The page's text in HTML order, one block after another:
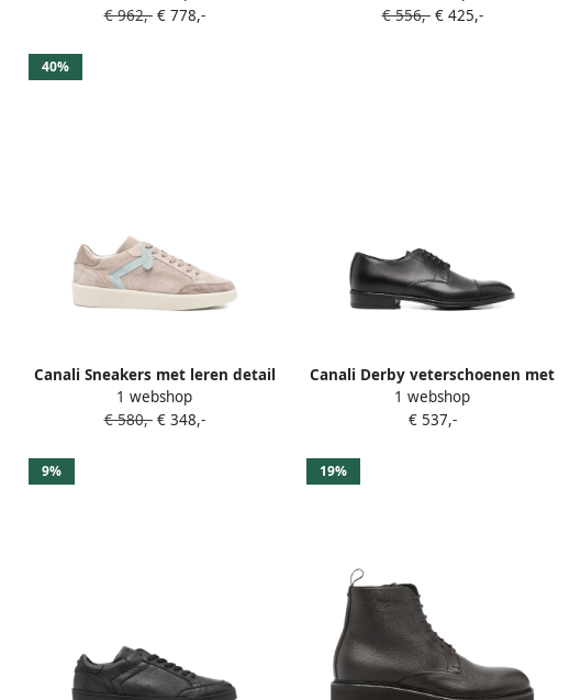
€ 962,-€ 778,-
€ 556,-€ 425,-
40%
Canali Sneakers met leren detail
Beige
1 webshop
€ 580,-€ 348,-
Canali Derby veterschoenen met
bewerkte neus Zwart
1 webshop
€ 537,-
9% 19%